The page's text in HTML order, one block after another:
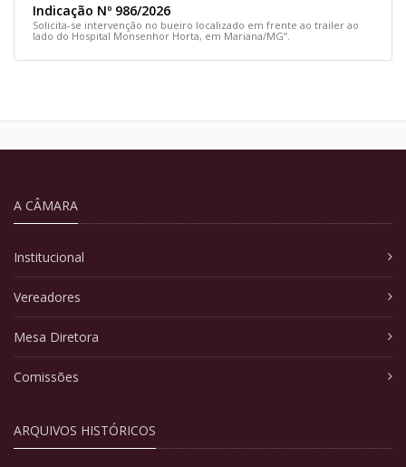
Indicação Nº 986/2026
Solicita-se intervenção no bueiro localizado em frente ao trailer ao
lado do Hospital Monsenhor Horta, em Mariana/MG”.
A CÂMARA
Institucional
Vereadores
Mesa Diretora
Comissões
ARQUIVOS HISTÓRICOS